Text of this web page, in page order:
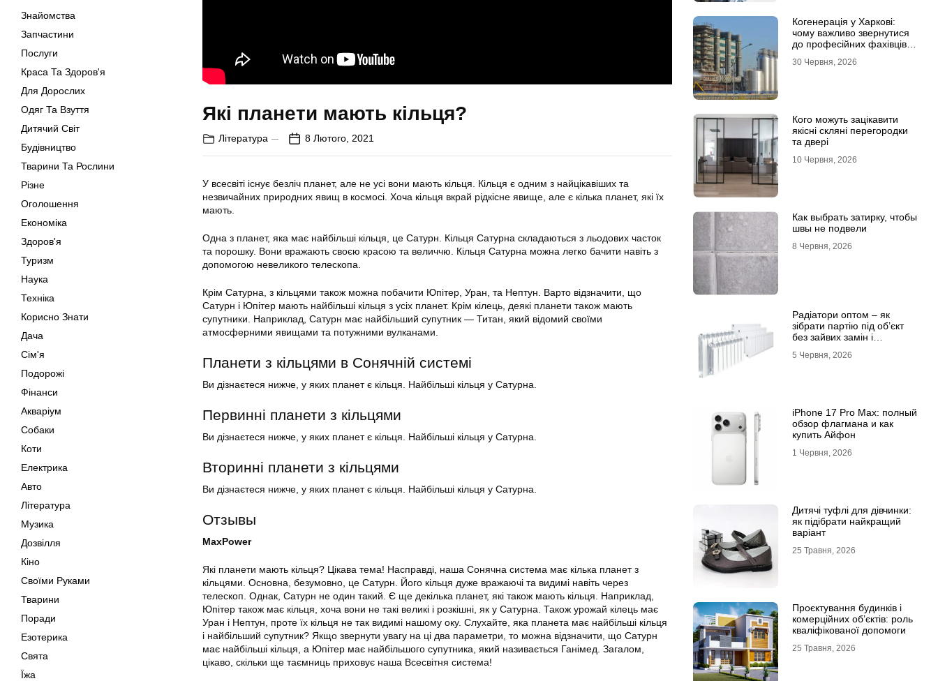
Знайомства
Запчастини
Послуги
Краса Та Здоров'я
Для Дорослих
Одяг Та Взуття
Дитячий Світ
Будівництво
Тварини Та Рослини
Різне
Оголошення
Економіка
Здоров'я
Туризм
Наука
Техніка
Корисно Знати
Дача
Сім'я
Подорожі
Фінанси
Акваріум
Собаки
Коти
Електрика
Авто
Література
Музика
Дозвілля
Кіно
Своїми Руками
Тварини
Поради
Езотерика
Свята
Їжа
Які планети мають кільця?
Література 8 Лютого, 2021
У всесвіті існує безліч планет, але не усі вони мають кільця. Кільця є одним з найцікавіших та
незвичайних природних явищ в космосі. Хоча кільця вкрай рідкісне явище, але є кілька планет, які їх
мають.
Одна з планет, яка має найбільші кільця, це Сатурн. Кільця Сатурна складаються з льодових часток
та порошку. Вони вражають своєю красою та величчю. Кільця Сатурна можна легко бачити навіть з
допомогою невеликого телескопа.
Крім Сатурна, з кільцями також можна побачити Юпітер, Уран, та Нептун. Варто відзначити, що
Сатурн і Юпітер мають найбільші кільця з усіх планет. Крім кілець, деякі планети також мають
супутники. Наприклад, Сатурн має найбільший супутник — Титан, який відомий своїми
атмосферними явищами та потужними вулканами.
Планети з кільцями в Сонячній системі
Ви дізнаєтеся нижче, у яких планет є кільця. Найбільші кільця у Сатурна.
Первинні планети з кільцями
Ви дізнаєтеся нижче, у яких планет є кільця. Найбільші кільця у Сатурна.
Вторинні планети з кільцями
Ви дізнаєтеся нижче, у яких планет є кільця. Найбільші кільця у Сатурна.
Отзывы
MaxPower
Які планети мають кільця? Цікава тема! Насправді, наша Сонячна система має кілька планет з
кільцями. Основна, безумовно, це Сатурн. Його кільця дуже вражаючі та видимі навіть через
телескоп. Однак, Сатурн не один такий. Є ще декілька планет, які також мають кільця. Наприклад,
Юпітер також має кільця, хоча вони не такі великі і розкішні, як у Сатурна. Також урожай кілець має
Уран і Нептун, проте їх кільця не так видимі нашому оку. Слухайте, яка планета має найбільші кільця
і найбільший супутник? Якщо звернути увагу на ці два параметри, то можна відзначити, що Сатурн
має найбільші кільця, а Юпітер має найбільшого супутника, який називається Ганімед. Загалом,
цікаво, скільки ще таємниць приховує наша Всесвітня система!
Когенерація у Харкові:
чому важливо звернутися
до професійних фахівців з
30 Червня, 2026
Кого можуть зацікавити
якісні скляні перегородки
та двері
10 Червня, 2026
Как выбрать затирку, чтобы
швы не подвели
8 Червня, 2026
Радіатори оптом – як
зібрати партію під об’єкт
без зайвих замін і
5 Червня, 2026
iPhone 17 Pro Max: полный
обзор флагмана и как
купить Айфон
1 Червня, 2026
Дитячі туфлі для дівчинки:
як підібрати найкращий
варіант
25 Травня, 2026
Проєктування будинків і
комерційних об’єктів: роль
кваліфікованої допомоги
25 Травня, 2026